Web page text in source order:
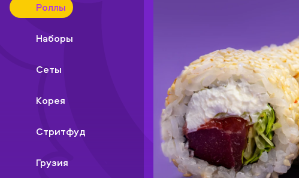
Роллы
Наборы
Сеты
Корея
Стритфуд
Грузия